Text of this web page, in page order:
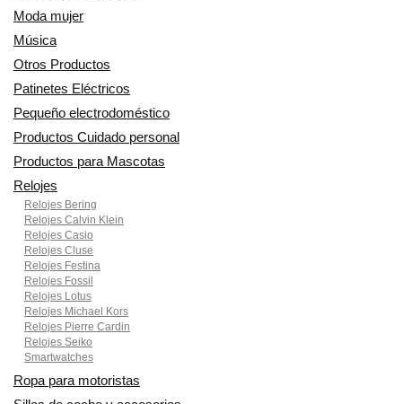
Moda mujer
Música
Otros Productos
Patinetes Eléctricos
Pequeño electrodoméstico
Productos Cuidado personal
Productos para Mascotas
Relojes
Relojes Bering
Relojes Calvin Klein
Relojes Casio
Relojes Cluse
Relojes Festina
Relojes Fossil
Relojes Lotus
Relojes Michael Kors
Relojes Pierre Cardin
Relojes Seiko
Smartwatches
Ropa para motoristas